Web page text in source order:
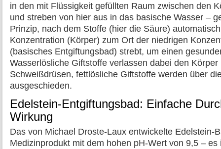
in den mit Flüssigkeit gefüllten Raum zwischen den
und streben von hier aus in das basische Wasser –
Prinzip, nach dem Stoffe (hier die Säure)
Konzentration (Körper) zum Ort der niedrigen
(basisches Entgiftungsbad) strebt, um einen
Wasserlösliche Giftstoffe verlassen dabei den Körper
Schweißdrüsen, fettlösliche Giftstoffe werden über
ausgeschieden.
Edelstein-Entgiftungsbad: Einfache
Wirkung
Das von Michael Droste-Laux entwickelte Edelstein-
Medizinprodukt mit dem hohen pH-Wert von 9,5 –